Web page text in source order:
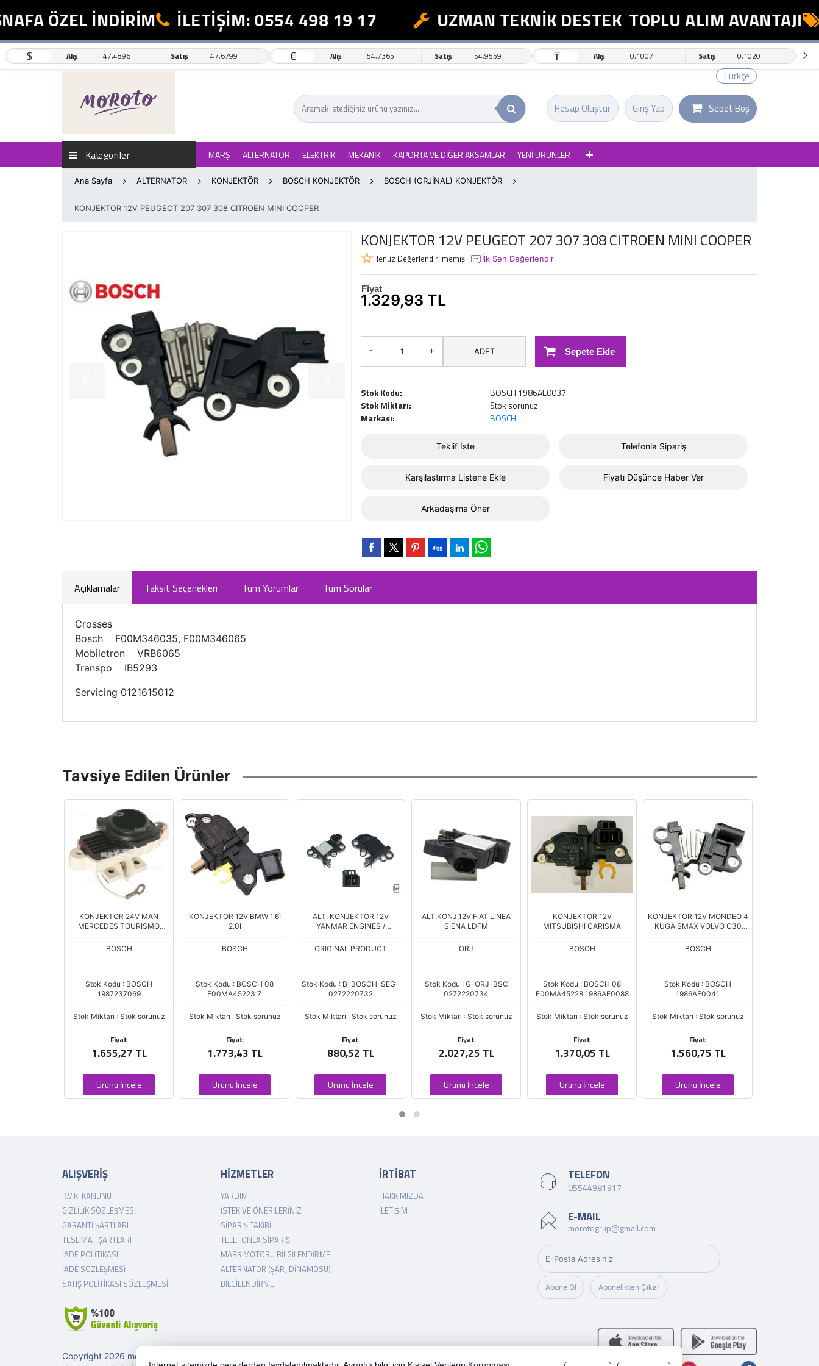
ÖZEL İNDİRİM İLETİŞİM: 0554 498 19 17 UZMAN TEKNİK DESTEK TOPLU ALIM AVANTAJI
$ Alış 47,4896 Satış 47,6799 € Alış 54,7365 Satış 54,9559 ₸ Alış 0,1007 Satış 0,1020
Türkçe
Giriş Yap
Hesap Oluştur Sepet Boş
Kategoriler MARŞ ALTERNATOR ELEKTRİK MEKANİK KAPORTA VE DİĞER AKSAMLAR YENİ ÜRÜNLER
Ana Sayfa ALTERNATOR KONJEKTÖR BOSCH KONJEKTÖR BOSCH (ORJİNAL) KONJEKTÖR
KONJEKTOR 12V PEUGEOT 207 307 308 CITROEN MINI COOPER
KONJEKTOR 12V PEUGEOT 207 307 308 CITROEN MINI COOPER
Henüz Değerlendirilmemiş İlk Sen Değerlendir
Fiyat
1.329,93 TL
- + ADET Sepete Ekle
Stok Kodu:
BOSCH 1986AE0037
Stok Miktarı:
Stok sorunuz
Markası:
BOSCH
Teklif İste Telefonla Sipariş
Karşılaştırma Listene Ekle Fiyatı Düşünce Haber Ver
Arkadaşıma Öner
Açıklamalar Taksit Seçenekleri Tüm Yorumlar Tüm Sorular
Crosses
Bosch F00M346035, F00M346065
Mobiletron VRB6065
Transpo IB5293
Servicing 0121615012
Tavsiye Edilen Ürünler
KONJEKTOR 24V MAN
MERCEDES TOURISMO
BOSCH
Stok Kodu : BOSCH
1987237069
Stok Miktarı : Stok sorunuz
Fiyat
1.655,27 TL
Ürünü İncele
KONJEKTOR 12V BMW 1.6I
2.0I
BOSCH
Stok Kodu : BOSCH 08
F00MA45223 Z
Stok Miktarı : Stok sorunuz
Fiyat
1.773,43 TL
Ürünü İncele
ALT. KONJEKTOR 12V
YANMAR ENGINES /
/ KIA PICANTO
ORIGINAL PRODUCT
Stok Kodu : B-BOSCH-SEG-
0272220732
Stok Miktarı : Stok sorunuz
Fiyat
880,52 TL
Ürünü İncele
ALT.KONJ.12V FIAT LINEA
SIENA LDFM
ORJ
Stok Kodu : G-ORJ-BSC
0272220734
Stok Miktarı : Stok sorunuz
Fiyat
2.027,25 TL
Ürünü İncele
KONJEKTOR 12V
MITSUBISHI CARISMA
BOSCH
Stok Kodu : BOSCH 08
F00MA45228 1986AE0088
Stok Miktarı : Stok sorunuz
Fiyat
1.370,05 TL
Ürünü İncele
KONJEKTOR 12V MONDEO 4
KUGA SMAX VOLVO C30
BOSCH
Stok Kodu : BOSCH
1986AE0041
Stok Miktarı : Stok sorunuz
Fiyat
1.560,75 TL
Ürünü İncele
ALIŞVERİŞ
K.V.K. KANUNU
GIZLILIK SÖZLEŞMESI
GARANTI ŞARTLARI
TESLIMAT ŞARTLARI
İADE POLITIKASI
İADE SÖZLEŞMESI
SATIŞ POLITIKASI SÖZLEŞMESI
HİZMETLER
YARDIM
İSTEK VE ÖNERILERINIZ
SIPARIŞ TAKIBI
TELEFONLA SIPARIŞ
MARŞ MOTORU BILGILENDIRME
ALTERNATÖR (ŞARJ DINAMOSU)
BILGILENDIRME
İRTİBAT
HAKKIMIZDA
İLETIŞIM
TELEFON
05544981917
E-MAIL
morotogrup@gmail.com
Abone Ol Abonelikten Çıkar
Copyright 2026 morotogrup.com - Tüm hakları saklıdır.